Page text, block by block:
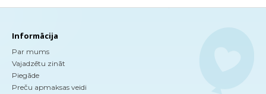
Informācija
Par mums
Vajadzētu zināt
Piegāde
Preču apmaksas veidi